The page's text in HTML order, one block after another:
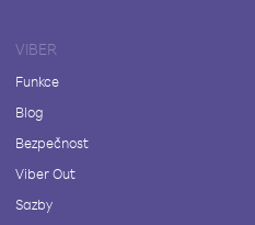
VIBER
Funkce
Blog
Bezpečnost
Viber Out
Sazby